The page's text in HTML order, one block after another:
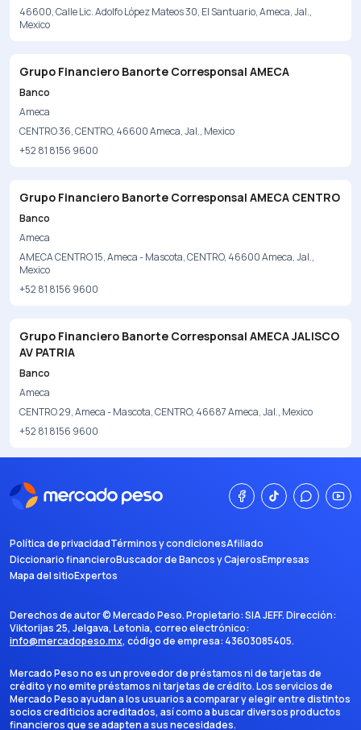
46600, Calle Lic. Adolfo López Mateos 30, El Santuario, Ameca, Jal.,
Mexico
Grupo Financiero Banorte Corresponsal AMECA
Banco
Ameca
CENTRO 36, CENTRO, 46600 Ameca, Jal., Mexico
+52 81 8156 9600
Grupo Financiero Banorte Corresponsal AMECA CENTRO
Banco
Ameca
AMECA CENTRO 15, Ameca - Mascota, CENTRO, 46600 Ameca, Jal.,
Mexico
+52 81 8156 9600
Grupo Financiero Banorte Corresponsal AMECA JALISCO
AV PATRIA
Banco
Ameca
CENTRO 29, Ameca - Mascota, CENTRO, 46687 Ameca, Jal., Mexico
+52 81 8156 9600
Política de privacidadTérminos y condicionesAfiliado
Diccionario financieroBuscador de Bancos y CajerosEmpresas
Mapa del sitioExpertos
Derechos de autor ©Mercado Peso. Propietario:SIA JEFF. Dirección:
Viktorijas 25, Jelgava, Letonia, correo electrónico:
info@mercadopeso.mx, código de empresa: 43603085405.
Mercado Peso no es un proveedor de préstamos ni de tarjetas de
crédito y no emite préstamos ni tarjetas de crédito. Los servicios de
Mercado Peso ayudan a los usuarios a comparar y elegir entre distintos
socios crediticios acreditados, así como a buscar diversos productos
financieros que se adapten a sus necesidades.